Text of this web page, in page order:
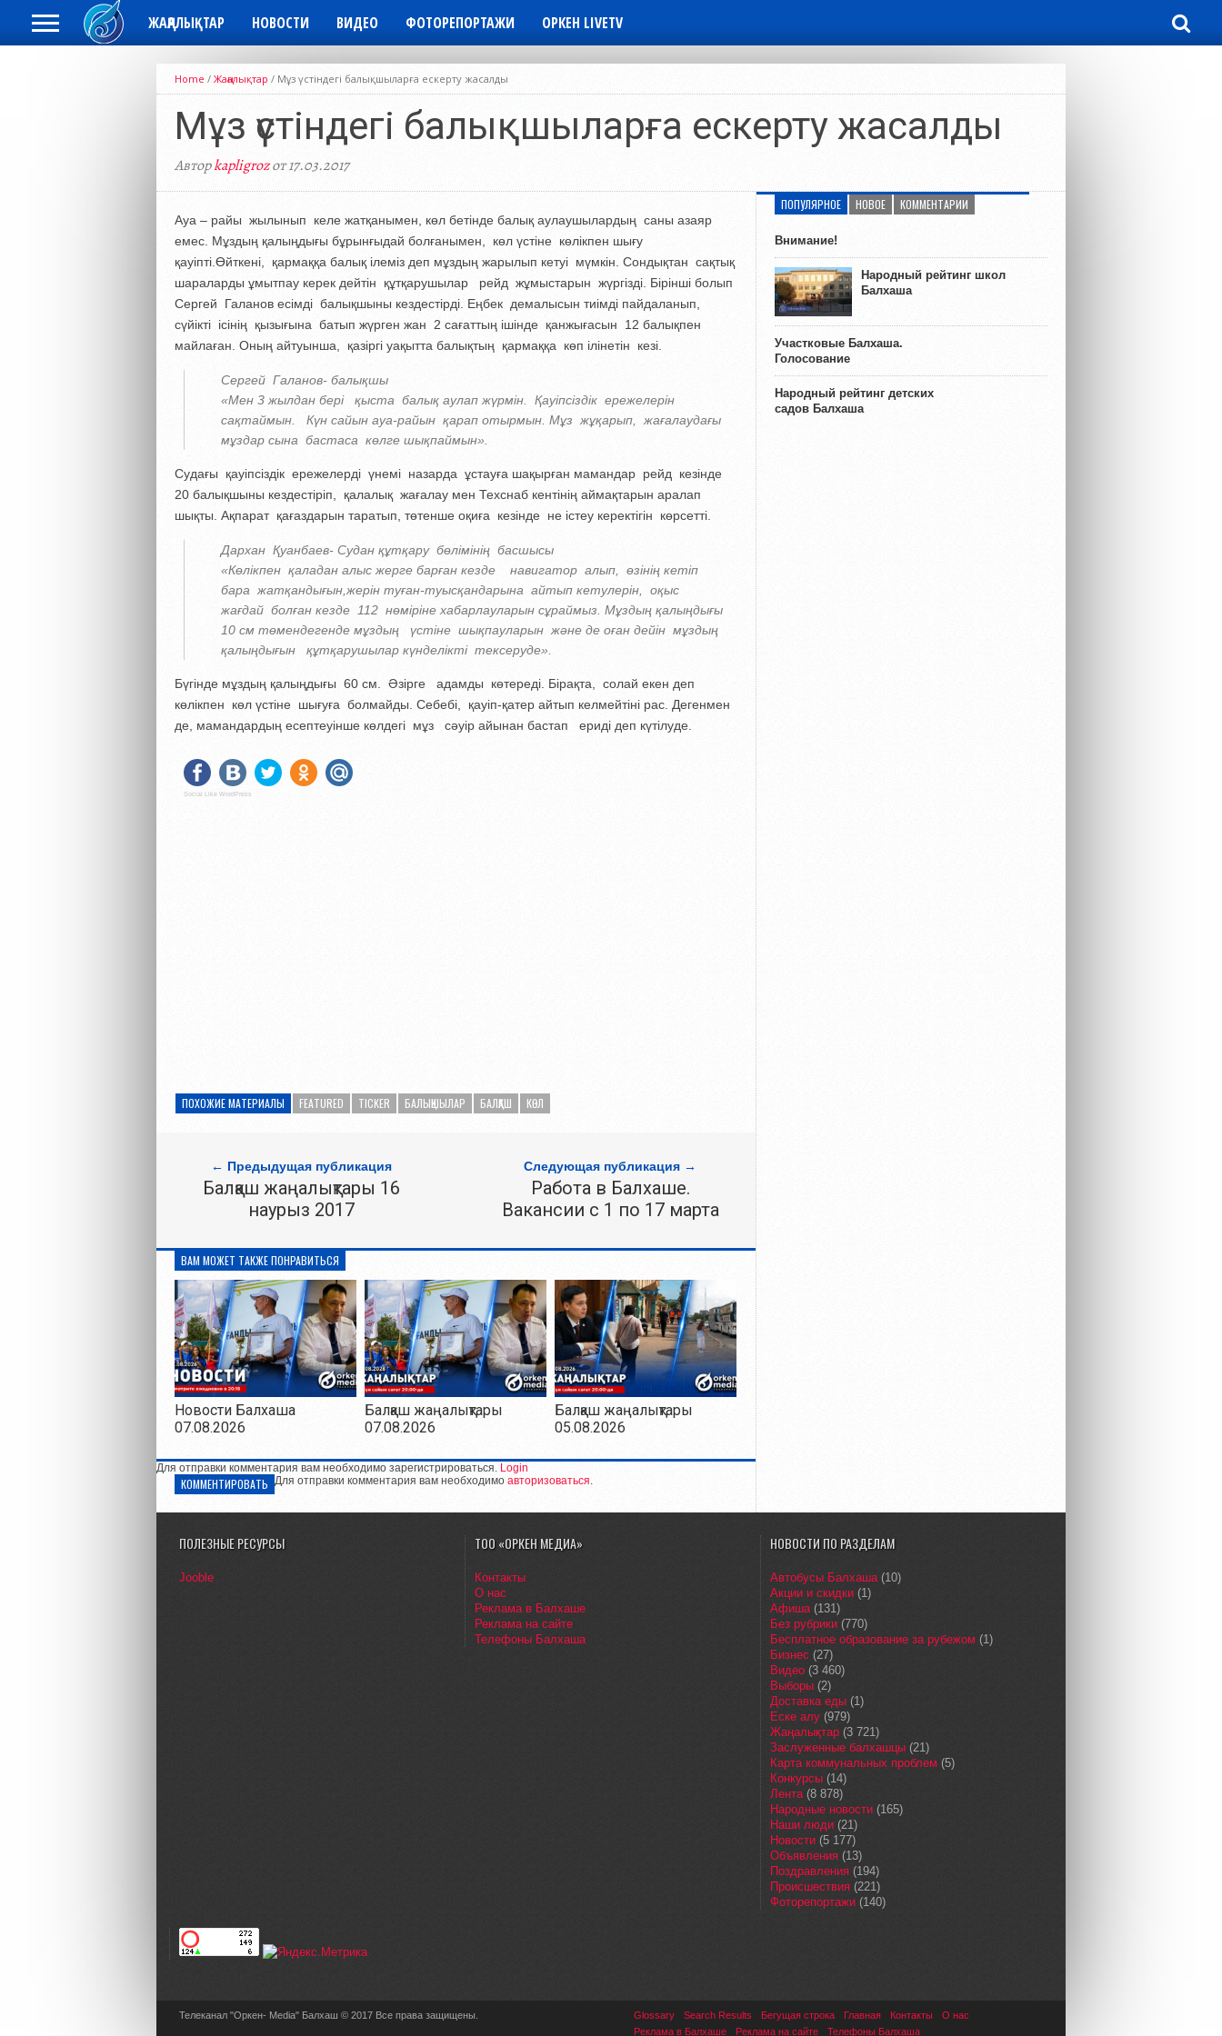
ЖАҢАЛЫҚТАР НОВОСТИ ВИДЕО ФОТОРЕПОРТАЖИ ОРКЕН LIVETV
Home / Жаңалықтар / Мұз үстіндегі балықшыларға ескерту жасалды
Мұз үстіндегі балықшыларға ескерту жасалды
Авторkapligrozот 17.03.2017
Ауа – райы жылынып келе жатқанымен, көл бетінде балық аулаушылардың саны азаяр
емес. Мұздың қалыңдығы бұрынғыдай болғанымен, көл үстіне көлікпен шығу
қауіпті.Өйткені, қармаққа балық ілеміз деп мұздың жарылып кетуі мүмкін. Сондықтан сақтық
шараларды ұмытпау керек дейтін құтқарушылар рейд жұмыстарын жүргізді. Бірінші болып
Сергей Галанов есімді балықшыны кездестірді. Еңбек демалысын тиімді пайдаланып,
сүйікті ісінің қызығына батып жүрген жан 2 сағаттың ішінде қанжығасын 12 балықпен
майлаған. Оның айтуынша, қазіргі уақытта балықтың қармаққа көп ілінетін кезі.
Сергей Галанов- балықшы
«Мен 3 жылдан бері қыста балық аулап жүрмін. Қауіпсіздік ережелерін
сақтаймын. Күн сайын ауа-райын қарап отырмын. Мұз жұқарып, жағалаудағы
мұздар сына бастаса көлге шықпаймын».
Судағы қауіпсіздік ережелерді үнемі назарда ұстауға шақырған мамандар рейд кезінде
20 балықшыны кездестіріп, қалалық жағалау мен Техснаб кентінің аймақтарын аралап
шықты. Ақпарат қағаздарын таратып, төтенше оқиға кезінде не істеу керектігін көрсетті.
Дархан Қуанбаев- Судан құтқару бөлімінің басшысы
«Көлікпен қаладан алыс жерге барған кезде навигатор алып, өзінің кетіп
бара жатқандығын,жерін туған-туысқандарына айтып кетулерін, оқыс
жағдай болған кезде 112 нөміріне хабарлауларын сұраймыз. Мұздың қалыңдығы
10 см төмендегенде мұздың үстіне шықпауларын және де оған дейін мұздың
қалыңдығын құтқарушылар күнделікті тексеруде».
Бүгінде мұздың қалыңдығы 60 см. Әзірге адамды көтереді. Бірақта, солай екен деп
көлікпен көл үстіне шығуға болмайды. Себебі, қауіп-қатер айтып келмейтіні рас. Дегенмен
де, мамандардың есептеуінше көлдегі мұз сәуір айынан бастап ериді деп күтілуде.
Social Like WordPress
ПОХОЖИЕ МАТЕРИАЛЫ FEATURED TICKER БАЛЫҚШЫЛАР БАЛҚАШ КӨЛ
← Предыдущая публикация
Балқаш жаңалықтары 16
наурыз 2017
Следующая публикация →
Работа в Балхаше.
Вакансии с 1 по 17 марта
ВАМ МОЖЕТ ТАКЖЕ ПОНРАВИТЬСЯ
Новости Балхаша
07.08.2026
Балқаш жаңалықтары
07.08.2026
Балқаш жаңалықтары
05.08.2026
Для отправки комментария вам необходимо зарегистрироваться. Login
КОММЕНТИРОВАТЬ Для отправки комментария вам необходимо авторизоваться.
ПОПУЛЯРНОЕ НОВОЕ КОММЕНТАРИИ
Внимание!
Народный рейтинг школ
Балхаша
Участковые Балхаша.
Голосование
Народный рейтинг детских
садов Балхаша
ПОЛЕЗНЫЕ РЕСУРСЫ
Jooble
ТОО «ОРКЕН МЕДИА»
Контакты
О нас
Реклама в Балхаше
Реклама на сайте
Телефоны Балхаша
НОВОСТИ ПО РАЗДЕЛАМ
Автобусы Балхаша(10)
Акции и скидки (1)
Афиша(131)
Без рубрики (770)
Бесплатное образование за рубежом (1)
Бизнес (27)
Видео (3 460)
Выборы (2)
Доставка еды (1)
Еске алу (979)
Жаңалықтар (3 721)
Заслуженные балхашцы (21)
Карта коммунальных проблем (5)
Конкурсы (14)
Лента(8 878)
Народные новости (165)
Наши люди (21)
Новости (5 177)
Объявления (13)
Поздравления (194)
Происшествия (221)
Фоторепортажи (140)
Телеканал "Оркен- Media" Балхаш © 2017 Все права защищены. Glossary Search Results Бегущая строка Главная Контакты
О нас
Реклама в Балхаше
Реклама на сайте Телефоны Балхаша